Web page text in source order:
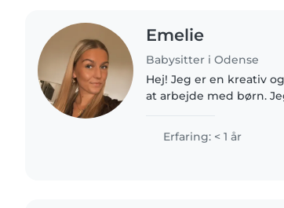
Emelie
Babysitter i Odense
Hej! Jeg er en kreativ
at arbejde med børn.
kæledyr og madlavning.
Erfaring: < 1 år